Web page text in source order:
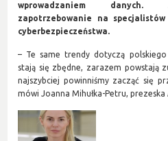
wprowadzaniem danych.
zapotrzebowanie na
cyberbezpieczeństwa.
– Te same trendy dotyczą
stają się zbędne, zarazem powstają
najszybciej powinniśmy zacząć się
mówi Joanna Mihułka-Petru,